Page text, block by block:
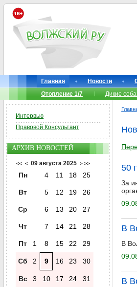
Главная Новости
Отопление 1/7
Дикие
50
За
В
В
В
Интервью
Правовой Консультант
АРХИВ НОВОСТЕЙ
<< < 09 августа 2025 > >>
Пн 4 11 18 25
Вт 5 12 19 26
Ср 6 13 20 27
Чт 7 14 21 28
Пт 1 8 15 22 29
Сб 2 9 16 23 30
Вс 3 10 17 24 31